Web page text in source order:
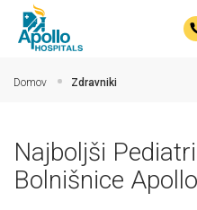
Domov Zdravniki
Najboljši
Bolnišnice Apollo